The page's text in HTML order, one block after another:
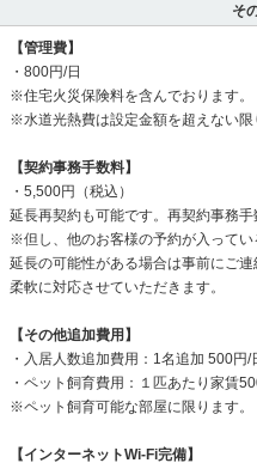
そ
【管理費】
・800円/日
※住宅火災保険料を含んでおります。
※水道光熱費は設定金額を超えない限
【契約事務手数料】
・5,500円（税込）
延長再契約も可能です。再契約事務手
※但し、他のお客様の予約が入ってい
延長の可能性がある場合は事前にご連
柔軟に対応させていただきます。
【その他追加費用】
・入居人数追加費用：1名追加 500円/
・ペット飼育費用：１匹あたり家賃
※ペット飼育可能な部屋に限ります。
【インターネットWi-Fi完備】